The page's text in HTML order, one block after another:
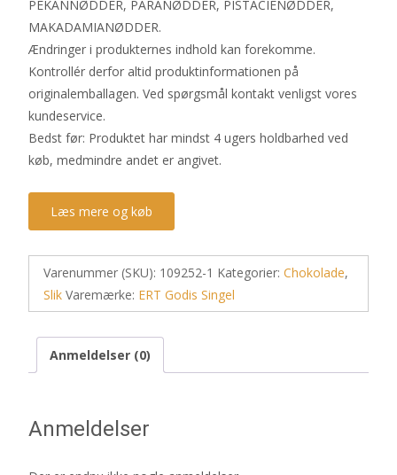
PEKANNØDDER, PARANØDDER, PISTACIENØDDER,
MAKADAMIANØDDER.
Ændringer i produkternes indhold kan forekomme.
Kontrollér derfor altid produktinformationen på
originalemballagen. Ved spørgsmål kontakt venligst vores
kundeservice.
Bedst før: Produktet har mindst 4 ugers holdbarhed ved
køb, medmindre andet er angivet.
Læs mere og køb
Varenummer (SKU): 109252-1 Kategorier: Chokolade,
Slik Varemærke: ERT Godis Singel
Anmeldelser (0)
Anmeldelser